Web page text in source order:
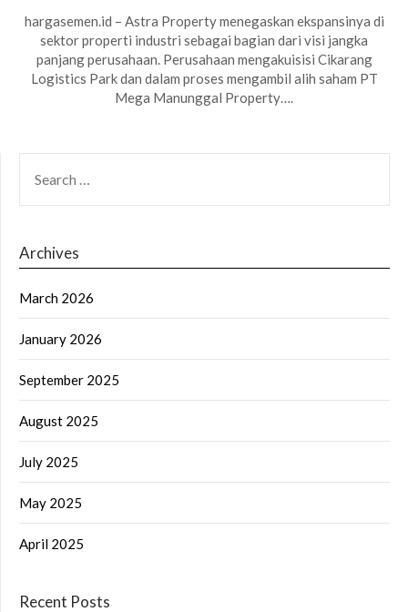
hargasemen.id – Astra Property menegaskan ekspansinya di
sektor properti industri sebagai bagian dari visi jangka
panjang perusahaan. Perusahaan mengakuisisi Cikarang
Logistics Park dan dalam proses mengambil alih saham PT
Mega Manunggal Property….
FOR:
Archives
March 2026
January 2026
September 2025
August 2025
July 2025
May 2025
April 2025
Recent Posts